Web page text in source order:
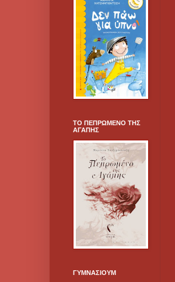
ΤΟ ΠΕΠΡΩΜΕΝΟ ΤΗΣ
ΑΓΑΠΗΣ
ΓΥΜΝΑΣΙΟΥΜ